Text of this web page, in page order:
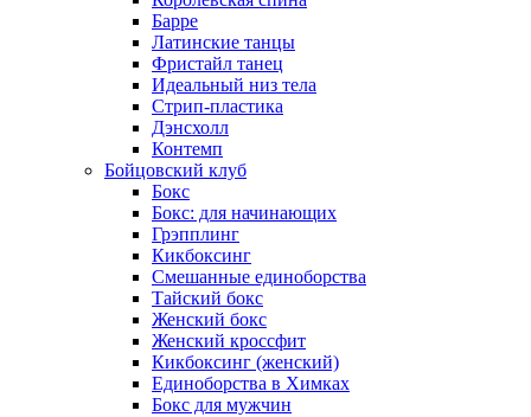
Барре
Латинские танцы
Фристайл танец
Идеальный низ тела
Стрип-пластика
Дэнсхолл
Контемп
Бойцовский клуб
Бокс
Бокс: для начинающих
Грэпплинг
Кикбоксинг
Смешанные единоборства
Тайский бокс
Женский бокс
Женский кроссфит
Кикбоксинг (женский)
Единоборства в Химках
Бокс для мужчин